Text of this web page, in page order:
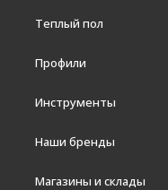
Теплый пол
Профили
Инструменты
Наши бренды
Магазины и склады